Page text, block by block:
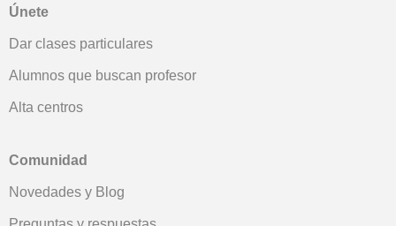
Únete
Dar clases particulares
Alumnos que buscan profesor
Alta centros
Comunidad
Novedades y Blog